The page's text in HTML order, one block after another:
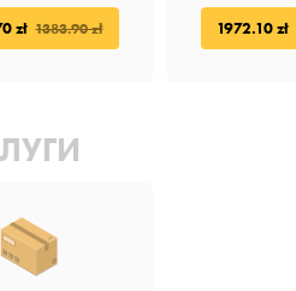
zł 1383.90 zł 1972.10 zł